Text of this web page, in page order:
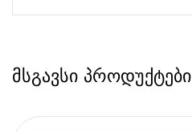
მსგავსი პროდუქტები